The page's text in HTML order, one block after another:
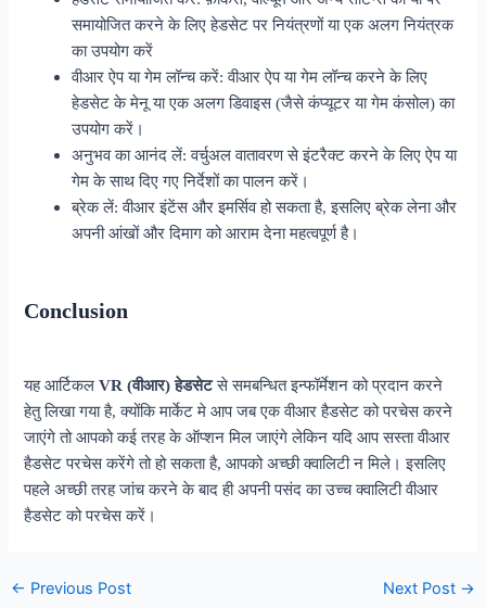
समायोजित करने के लिए हेडसेट पर नियंत्रणों या एक अलग नियंत्रक
का उपयोग करें
वीआर ऐप या गेम लॉन्च करें: वीआर ऐप या गेम लॉन्च करने के लिए
हेडसेट के मेनू या एक अलग डिवाइस (जैसे कंप्यूटर या गेम कंसोल) का
उपयोग करें।
अनुभव का आनंद लें: वर्चुअल वातावरण से इंटरैक्ट करने के लिए ऐप या
गेम के साथ दिए गए निर्देशों का पालन करें।
ब्रेक लें: वीआर इंटेंस और इमर्सिव हो सकता है, इसलिए ब्रेक लेना और
अपनी आंखों और दिमाग को आराम देना महत्वपूर्ण है।
Conclusion
यह आर्टिकलVR (वीआर) हेडसेटसे समबन्धित इन्फॉर्मेशन को प्रदान करने
हेतु लिखा गया है, क्योंकि मार्केट मे आप जब एक वीआर हैडसेट को परचेस करने
जाएंगे तो आपको कई तरह के ऑप्शन मिल जाएंगे लेकिन यदि आप सस्ता वीआर
हैडसेट परचेस करेंगे तो हो सकता है, आपको अच्छी क्वालिटी न मिले। इसलिए
पहले अच्छी तरह जांच करने के बाद ही अपनी पसंद का उच्च क्वालिटी वीआर
हैडसेट को परचेस करें।
Post
← Previous Post Next Post →